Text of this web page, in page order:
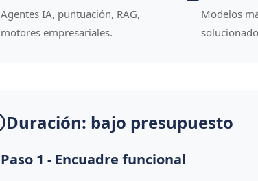
Agentes IA, puntuación, RAG,
motores empresariales.
Modelos
Duración: bajo presupuesto
Paso 1 - Encuadre funcional